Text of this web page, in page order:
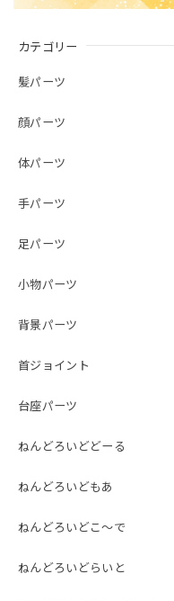
カテゴリー
髪パーツ
顔パーツ
体パーツ
手パーツ
足パーツ
小物パーツ
背景パーツ
首ジョイント
台座パーツ
ねんどろいどどーる
ねんどろいどもあ
ねんどろいどこ～で
ねんどろいどらいと